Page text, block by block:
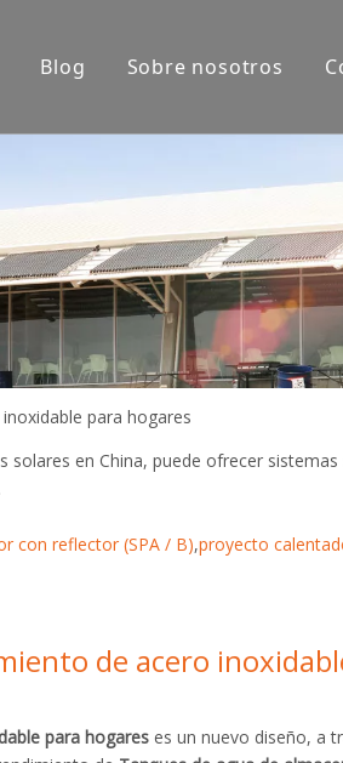
Blog Sobre nosotros
para hogares
en China, puede ofrecer
con reflector (SPA / B),proyecto
de acero
para hogares es un nuevo diseño, a